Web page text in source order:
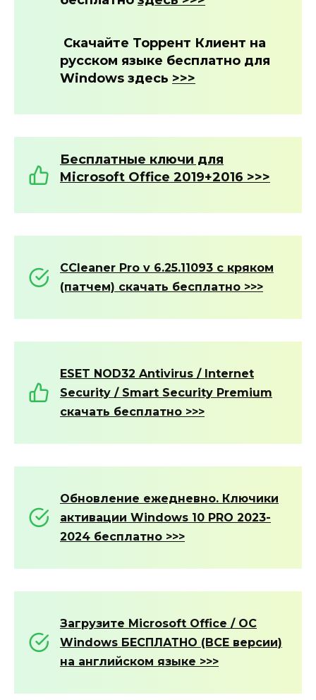
Скачайте Торрент Клиент на
русском языке бесплатно для
Windows здесь >>>
Бесплатные ключи для
Microsoft Office 2019+2016 >>>
CCleaner Pro v 6.25.11093 с кряком
(патчем) скачать бесплатно >>>
ESET NOD32 Antivirus / Internet
Security / Smart Security Premium
cкачать бесплатно >>>
Обновление ежедневно. Ключики
активации Windows 10 PRO 2023-
2024 бесплатно >>>
Загрузите Microsoft Office / ОС
Windows БЕСПЛАТНО (ВСЕ версии)
на английском языке >>>